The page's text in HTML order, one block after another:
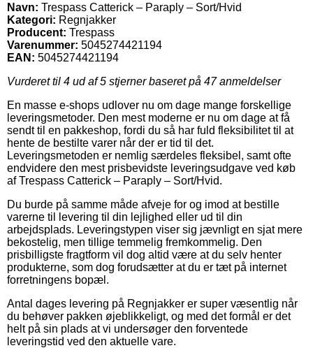
Navn: Trespass Catterick – Paraply – Sort/Hvid
Kategori: Regnjakker
Producent: Trespass
Varenummer: 5045274421194
EAN: 5045274421194
Vurderet til 4 ud af 5 stjerner baseret på 47anmeldelser
En masse e-shops udlover nu om dage mange forskellige
leveringsmetoder. Den mest moderne er nu om dage at få
sendt til en pakkeshop, fordi du så har fuld fleksibilitet til at
hente de bestilte varer når der er tid til det.
Leveringsmetoden er nemlig særdeles fleksibel, samt ofte
endvidere den mest prisbevidste leveringsudgave ved køb
af Trespass Catterick – Paraply – Sort/Hvid.
Du burde på samme måde afveje for og imod at bestille
varerne til levering til din lejlighed eller ud til din
arbejdsplads. Leveringstypen viser sig jævnligt en sjat mere
bekostelig, men tillige temmelig fremkommelig. Den
prisbilligste fragtform vil dog altid være at du selv henter
produkterne, som dog forudsætter at du er tæt på internet
forretningens bopæl.
Antal dages levering på Regnjakker er super væsentlig når
du behøver pakken øjeblikkeligt, og med det formål er det
helt på sin plads at vi undersøger den forventede
leveringstid ved den aktuelle vare.